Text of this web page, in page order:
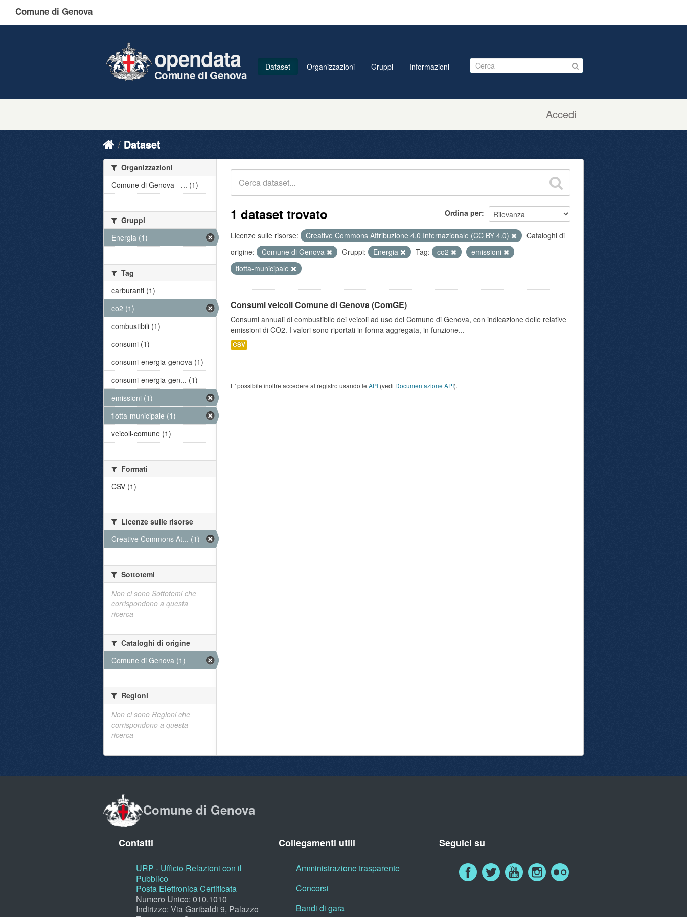
Comune di Genova
Accedi
opendata
Comune di Genova
Dataset Organizzazioni Gruppi Informazioni
Dataset
Ordina per
1 dataset trovato
Licenze sulle risorse: Creative Commons Attribuzione 4.0 Internazionale (CC BY 4.0)
Cataloghi di
origine:
Comune di Genova Gruppi: Energia Tag: co2
emissioni
flotta-municipale
Consumi veicoli Comune di Genova (ComGE)
Consumi annuali di combustibile dei veicoli ad uso del Comune di Genova, con indicazione delle relative
emissioni di CO2. I valori sono riportati in forma aggregata, in funzione...
CSV
E' possibile inoltre accedere al registro usando le API (vedi Documentazione API).
Organizzazioni
Comune di Genova - ... (1)
Gruppi
Energia (1)
Tag
carburanti (1)
co2 (1)
combustibili (1)
consumi (1)
consumi-energia-genova (1)
consumi-energia-gen... (1)
emissioni (1)
flotta-municipale (1)
veicoli-comune (1)
Formati
CSV (1)
Licenze sulle risorse
Creative Commons At... (1)
Sottotemi
Non ci sono Sottotemi che
corrispondono a questa
ricerca
Cataloghi di origine
Comune di Genova (1)
Regioni
Non ci sono Regioni che
corrispondono a questa
ricerca
Comune di Genova
Contatti
URP - Ufficio Relazioni con il
Pubblico
Posta Elettronica Certificata
Numero Unico: 010.1010
Indirizzo: Via Garibaldi 9, Palazzo
Collegamenti utili
Amministrazione trasparente
Concorsi
Bandi di gara
Seguici su